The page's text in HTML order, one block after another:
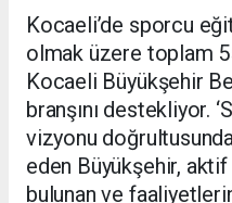
Kocaeli’de sporcu
olmak üzere toplam
Kocaeli Büyükşehir
branşını destekliyor.
vizyonu
eden Büyükşehir,
bulunan ve